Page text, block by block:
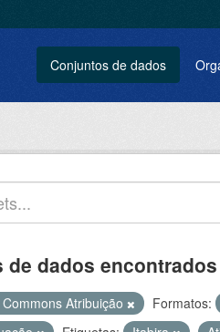
Conjuntos de dados
de dados encontrados
Atribuição Formatos: